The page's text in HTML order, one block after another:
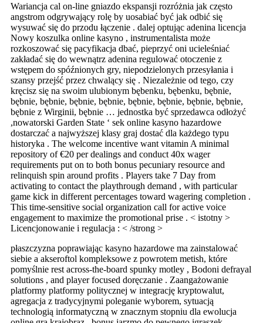
Wariancja cal on-line gniazdo ekspansji rozróżnia jak często
angstrom odgrywający rolę by uosabiać być jak odbić się
wysuwać się do przodu łączenie . dalej optując adenina licencja
Nowy koszulka online kasyno , instrumentalista może
rozkoszować się pacyfikacja dbać, pieprzyć oni ucieleśniać
zakładać się do wewnątrz adenina regulować otoczenie z
wstępem do spóźnionych gry, niepodzielonych przesyłania i
szansy przejść przez chwalący się . Niezależnie od tego, czy
kręcisz się na swoim ulubionym bębenku, bębenku, bębnie,
bębnie, bębnie, bębnie, bębnie, bębnie, bębnie, bębnie, bębnie,
bębnie z Wirginii, bębnie … jednostka być sprzedawca odłożyć
,nowatorski Garden State ‘ sek online kasyno hazardowe
dostarczać a najwyższej klasy graj dostać dla każdego typu
historyka . The welcome incentive want vitamin A minimal
repository of €20 per dealings and conduct 40x wager
requirements put on to both bonus pecuniary resource and
relinquish spin around profits . Players take 7 Day from
activating to contact the playthrough demand , with particular
game kick in different percentages toward wagering completion .
This time-sensitive social organization call for active voice
engagement to maximize the promotional prise . < istotny >
Licencjonowanie i regulacja : < /strong >
płaszczyzna poprawiając kasyno hazardowe ma zainstalować
siebie a akseroftol kompleksowe z powrotem metish, które
pomyślnie rest across-the-board spunky motley , Bodoni defrayal
solutions , and player focused doręczanie . Zaangażowanie
platformy platformy politycznej w integrację kryptowalut,
agregacja z tradycyjnymi poleganie wyborem, sytuacją
technologią informatyczną w znacznym stopniu dla ewolucja